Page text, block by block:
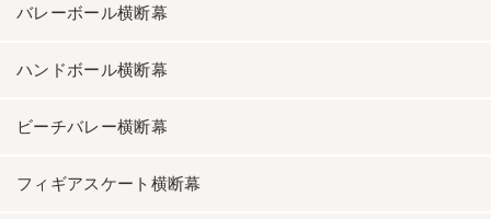
バレーボール横断幕
ハンドボール横断幕
ビーチバレー横断幕
フィギアスケート横断幕